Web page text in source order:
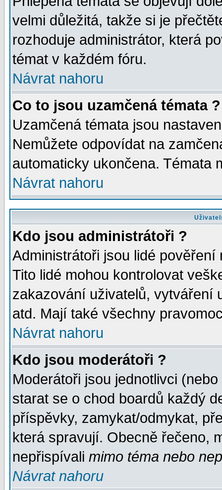
velmi důležitá, takže si je
rozhoduje administrátor, která
témat v každém fóru.
Návrat nahoru
Co to jsou uzamčená témata ?
Uzamčená témata jsou
Nemůžete odpovídat na
automaticky ukončena. Témata
Návrat nahoru
Kdo jsou administrátoři ?
Administrátoři jsou lidé
Tito lidé mohou kontrolovat
zakazování uživatelů, vytváření
atd. Mají také všechny
Návrat nahoru
Kdo jsou moderátoři ?
Moderátoři jsou jednotlivci
starat se o chod boardů každý
příspěvky, zamykat/odmykat,
která spravují. Obecně řečeno,
nepřispívali mimo téma nebo
Návrat nahoru